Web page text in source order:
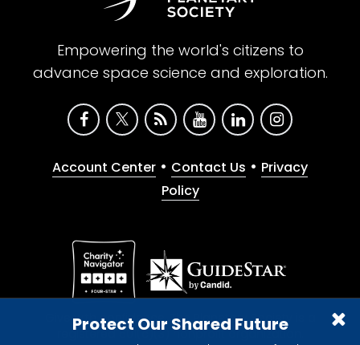
Protect Our Shared Future
Empowering the world's citizens to
advance space science and exploration.
Account Center • Contact Us • Privacy
Policy
Give with confidence. The Planetary Society is a
registered 501(c)(3) nonprofit organization.